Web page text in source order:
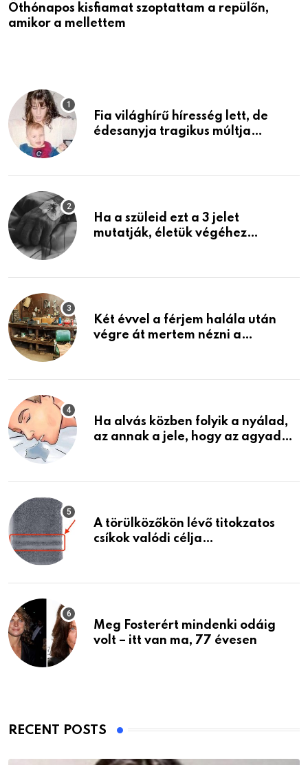
Öthónapos kisfiamat szoptattam a repülőn,
amikor a mellettem
Fia világhírű híresség lett, de
édesanyja tragikus múltja
Ha a szüleid ezt a 3 jelet
mutatják, életük végéhez
Két évvel a férjem halála után
végre át mertem nézni a
életemet
Ha alvás közben folyik a nyálad,
az annak a jele, hogy az agyad…
A törülközőkön lévő titokzatos
csíkok valódi célja…
Meg Fosterért mindenki odáig
volt – itt van ma, 77 évesen
RECENT POSTS